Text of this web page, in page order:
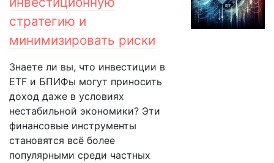
стратегию и
минимизировать риски
Знаете ли вы, что инвестиции в
ETF и БПИФы могут приносить
доход даже в условиях
нестабильной экономики? Эти
финансовые инструменты
становятся всё более
популярными среди частных